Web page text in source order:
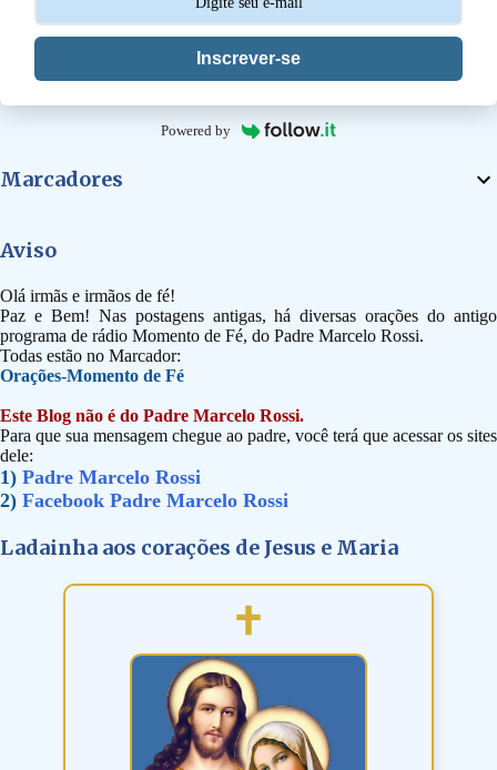
Inscrever-se
Powered by
Marcadores
Aviso
Olá irmãs e irmãos de fé!
Paz e Bem! Nas postagens antigas, há diversas orações do antigo
programa de rádio Momento de Fé, do Padre Marcelo Rossi.
Todas estão no Marcador:
Orações-Momento de Fé
Este Blog não é do Padre Marcelo Rossi.
Para que sua mensagem chegue ao padre, você terá que acessar os sites
dele:
1) Padre Marcelo Rossi
2) Facebook Padre Marcelo Rossi
Ladainha aos corações de Jesus e Maria